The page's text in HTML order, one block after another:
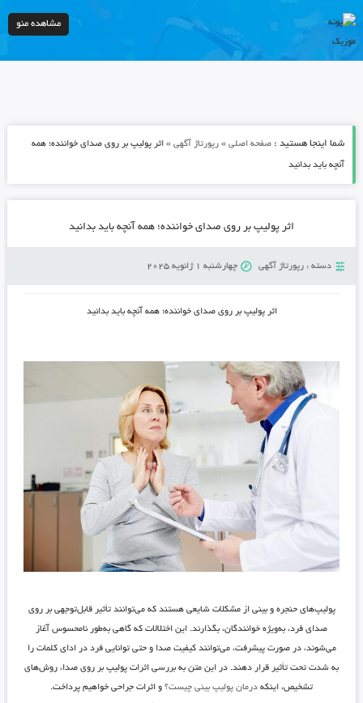
مشاهده منو
شما اینجا هستید : صفحه اصلی» رپورتاژ آگهی» اثر پولیپ بر روی صدای خواننده؛ همه
آنچه باید بدانید
اثر پولیپ بر روی صدای خواننده؛ همه آنچه باید بدانید
دسته : رپورتاژ آگهی چهارشنبه 1 ژانویه 2025
اثر پولیپ بر روی صدای خواننده؛ همه آنچه باید بدانید
پولیپ‌های حنجره و بینی از مشکلات شایعی هستند که می‌توانند تأثیر قابل‌توجهی بر روی
صدای فرد، به‌ویژه خوانندگان، بگذارند. این اختلالات که گاهی به‌طور نامحسوس آغاز
می‌شوند، در صورت پیشرفت، می‌توانند کیفیت صدا و حتی توانایی فرد در ادای کلمات را
به شدت تحت تأثیر قرار دهند. در این متن به بررسی اثرات پولیپ بر روی صدا، روش‌های
تشخیص، اینکه درمان پولیپ بینی چیست؟و اثرات جراحی خواهیم پرداخت.